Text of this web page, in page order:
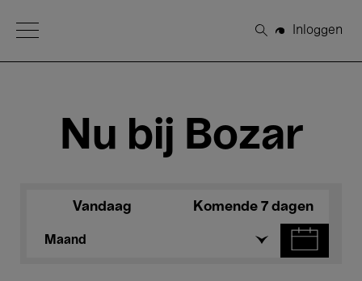
Open Menu
Zoeken
Inloggen
Nu bij Bozar
Vandaag Komende 7 dagen
Maand